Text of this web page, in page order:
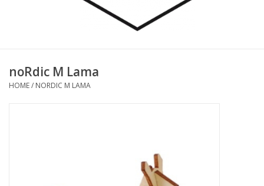
noRdic M Lama
HOME/ NORDIC M LAMA